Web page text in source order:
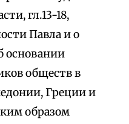
гл.13-18,
Павла и о
основании
обществ в
Греции и
образом